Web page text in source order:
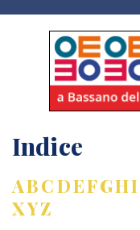
Indice
ABCDEFGHI
XYZ